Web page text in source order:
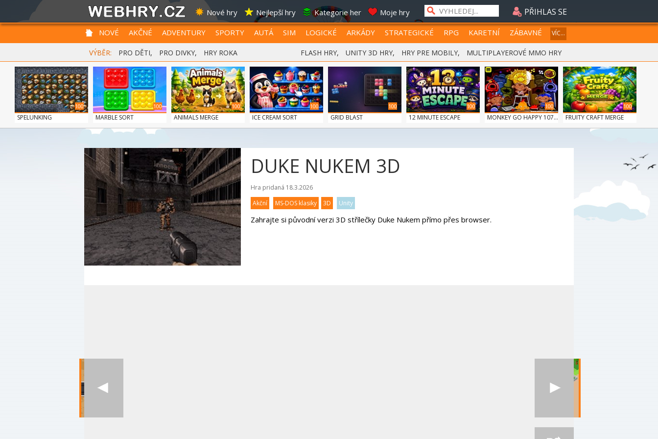
Nové hry Nejlepší hry Kategorie her Moje hry PŘIHLAS SE
NOVÉ AKČNÉ ADVENTURY SPORTY AUTÁ SIM LOGICKÉ ARKÁDY STRATEGICKÉ RPG KARETNÍ ZÁBAVNÉ VÍC...
VÝBĚR: PRO DĚTI, PRO DIVKY, HRY ROKA FLASH HRY, UNITY 3D HRY, HRY PRE MOBILY, MULTIPLAYEROVÉ MMO HRY
100
SPELUNKING
100
MARBLE SORT
100
ANIMALS MERGE
100
ICE CREAM SORT
100
GRID BLAST
100
12 MINUTE ESCAPE
100
MONKEY GO HAPPY 107...
100
FRUITY CRAFT MERGE
DUKE NUKEM 3D
Hra pridaná 18.3.2026
Akční
MS-DOS klasiky 3D Unity
Zahrajte si původní verzi 3D střílečky Duke Nukem přímo přes browser.